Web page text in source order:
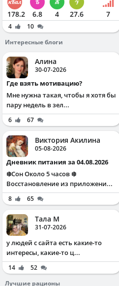
178.2 6.8 4 27.6 7
4
10
Интересные блоги
Алина
30-07-2026
Где взять мотивацию?
Мне нужна такая, чтобы я хотя бы
пару недель в зел...
6 67
Виктория Акилина
05-08-2026
Дневник питания за 04.08.2026
❄️Сон Около 5 часов ❄️
Восстановление из приложени...
8 65
Тала М
31-07-2026
у людей с сайта есть какие-то
интересы, какие-то ц...
14
52
Лучшие рационы